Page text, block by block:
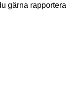
gärna rapportera